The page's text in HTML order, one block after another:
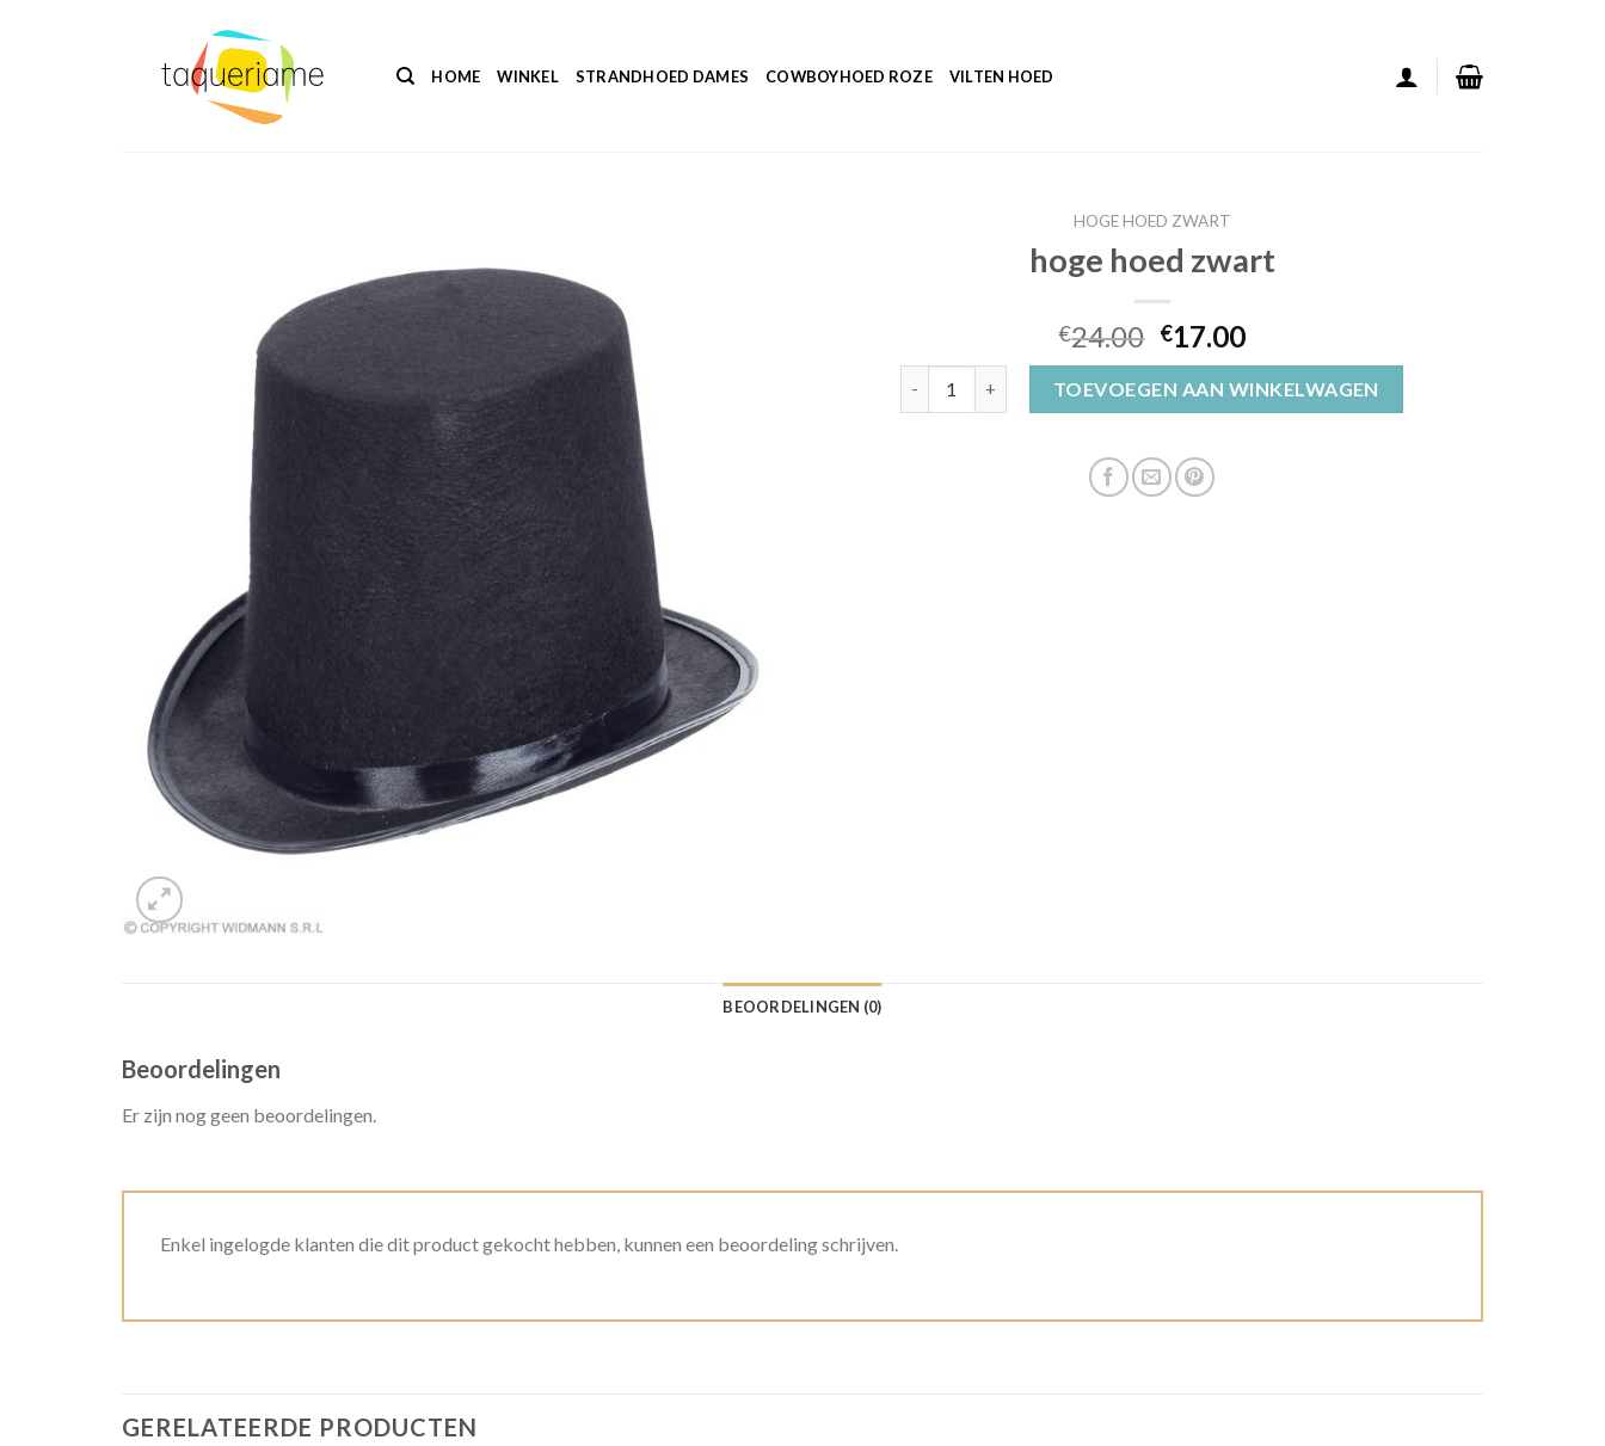
HOME WINKEL STRANDHOED DAMES COWBOYHOED ROZE VILTEN HOED
HOGE HOED ZWART
hoge hoed zwart
€24.00 €17.00
TOEVOEGEN AAN WINKELWAGEN
BEOORDELINGEN (0)
Beoordelingen
Er zijn nog geen beoordelingen.
Enkel ingelogde klanten die dit product gekocht hebben, kunnen een beoordeling schrijven.
GERELATEERDE PRODUCTEN